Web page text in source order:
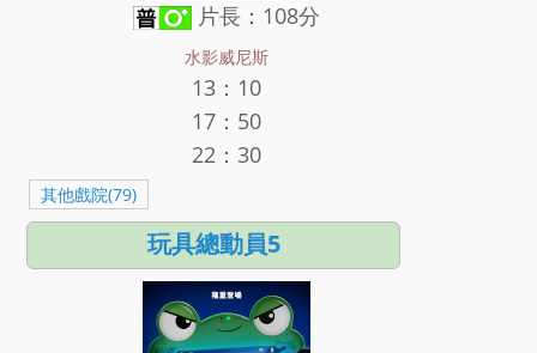
片長：108分
水影威尼斯
13：10
17：50
22：30
其他戲院(79)
玩具總動員5